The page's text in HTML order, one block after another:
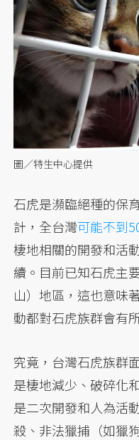
圖／特生中心提供
石虎是瀕臨絕種的保
計，全台灣可能不到
棲地相關的開發和活
續。目前已知石虎主
山）地區，這也意味
動都對石虎族群會有
究竟，台灣石虎族群
是棲地減少、破碎化
是二次開發和人為活
殺、非法獵捕（如獵